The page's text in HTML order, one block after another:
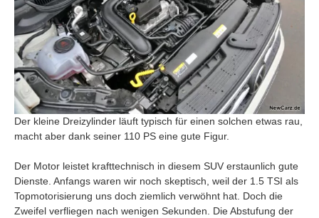
Der kleine Dreizylinder läuft typisch für einen solchen etwas rau,
macht aber dank seiner 110 PS eine gute Figur.
Der Motor leistet krafttechnisch in diesem SUV erstaunlich gute
Dienste. Anfangs waren wir noch skeptisch, weil der 1.5 TSI als
Topmotorisierung uns doch ziemlich verwöhnt hat. Doch die
Zweifel verfliegen nach wenigen Sekunden. Die Abstufung der